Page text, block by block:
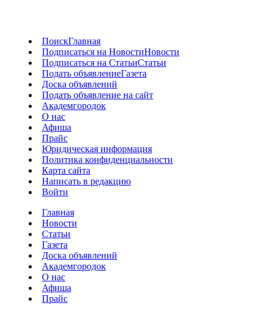
ПоискГлавная
Подписаться на НовостиНовости
Подписаться на СтатьиСтатьи
Подать объявлениеГазета
Доска объявлений
Подать объявление на сайт
Академгородок
О нас
Афиша
Прайс
Юридическая информация
Политика конфиденциальности
Карта сайта
Написать в редакцию
Войти
Главная
Новости
Статьи
Газета
Доска объявлений
Академгородок
О нас
Афиша
Прайс